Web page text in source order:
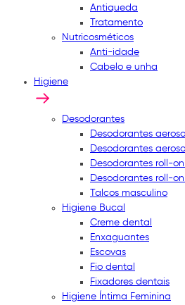
Antiqueda
Tratamento
Nutricosméticos
Anti-idade
Cabelo e unha
Higiene
Desodorantes
Desodorantes
Desodorantes
Desodorantes roll-
Desodorantes roll-
Talcos masculino
Higiene Bucal
Creme dental
Enxaguantes
Escovas
Fio dental
Fixadores dentais
Higiene Íntima Feminina